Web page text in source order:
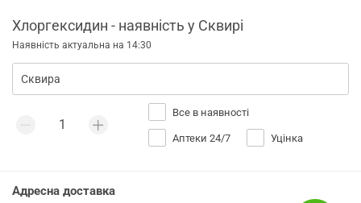
Хлоргексидин - наявність у Сквирі
Наявність актуальна на 14:30
Все в наявності
Аптеки 24/7 Уцінка
Адресна доставка